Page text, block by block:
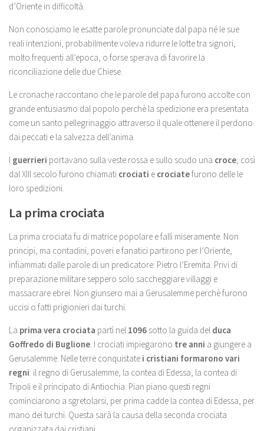
d’Oriente in difficoltà.
Non conosciamo le esatte parole pronunciate dal papa né le sue
reali intenzioni, probabilmente voleva ridurre le lotte tra signori,
molto frequenti all’epoca, o forse sperava di favorire la
riconciliazione delle due Chiese.
Le cronache raccontano che le parole del papa furono accolte con
grande entusiasmo dal popolo perchè la spedizione era presentata
come un santo pellegrinaggio attraverso il quale ottenere il perdono
dai peccati e la salvezza dell’anima.
I guerrieri portavano sulla veste rossa e sullo scudo una croce, così
dal XIII secolo furono chiamati crociati e crociatefurono delle le
loro spedizioni.
La prima crociata
La prima crociata fu di matrice popolare e fallì miseramente. Non
principi, ma contadini, poveri e fanatici partirono per l’Oriente,
infiammati dalle parole di un predicatore: Pietro l’Eremita. Privi di
preparazione militare seppero solo saccheggiare villaggi e
massacrare ebrei. Non giunsero mai a Gerusalemme perchè furono
uccisi o fatti prigionieri dai turchi.
La prima vera crociata partì nel 1096 sotto la guida del duca
Goffredo di Buglione. I crociati impiegarono tre anni a giungere a
Gerusalemme. Nelle terre conquistate i cristiani formarono vari
regni: il regno di Gerusalemme, la contea di Edessa, la contea di
Tripoli e il principato di Antiochia. Pian piano questi regni
cominciarono a sgretolarsi, per prima cadde la contea di Edessa, per
mano dei turchi. Questa sarà la causa della seconda crociata